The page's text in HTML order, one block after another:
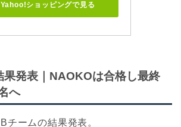
Yahoo!ショッピングで見る
果発表｜NAOKOは合格し最終
へ
チームの結果発表。